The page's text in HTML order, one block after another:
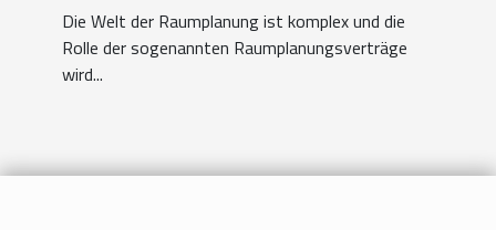
Die Welt der Raumplanung ist komplex und die
Rolle der sogenannten Raumplanungsverträge
wird...